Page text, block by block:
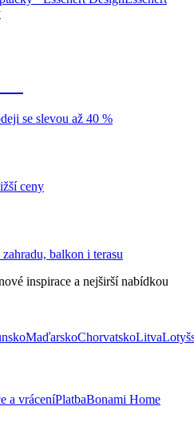
se slevou až 40 %
ceny
balkon i terasu
inspirace a nejširší nabídkou
MaďarskoChorvatskoLitva
a vráceníPlatbaBonami Home